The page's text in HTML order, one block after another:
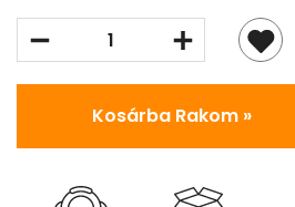
Kosárba Rakom »